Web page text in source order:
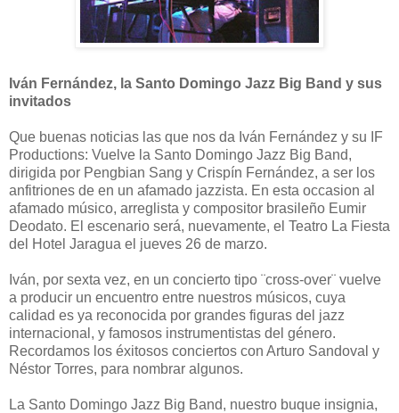
Iván Fernández, la Santo Domingo Jazz Big Band y sus
invitados
Que buenas noticias las que nos da Iván Fernández y su IF
Productions: Vuelve la Santo Domingo Jazz Big Band,
dirigida por Pengbian Sang y Crispín Fernández, a ser los
anfitriones de en un afamado jazzista. En esta occasion al
afamado músico, arreglista y compositor brasileño Eumir
Deodato. El escenario será, nuevamente, el Teatro La Fiesta
del Hotel Jaragua el jueves 26 de marzo.
Iván, por sexta vez, en un concierto tipo ¨cross-over¨ vuelve
a producir un encuentro entre nuestros músicos, cuya
calidad es ya reconocida por grandes figuras del jazz
internacional, y famosos instrumentistas del género.
Recordamos los éxitosos conciertos con Arturo Sandoval y
Néstor Torres, para nombrar algunos.
La Santo Domingo Jazz Big Band, nuestro buque insignia,